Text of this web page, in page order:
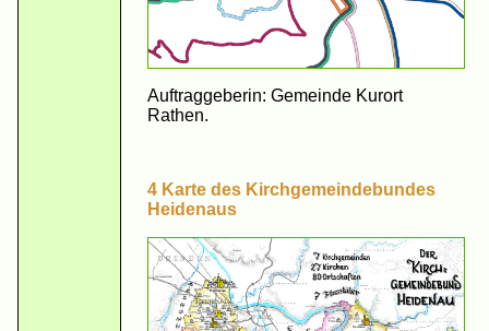
Auftraggeberin: Gemeinde Kurort
Rathen.
4 Karte des Kirchgemeindebundes
Heidenaus